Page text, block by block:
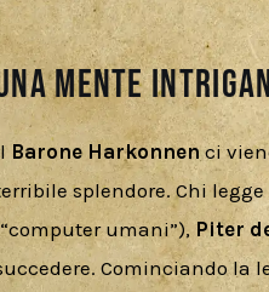
mente
Barone Harkonnen ci
splendore. Chi
umani”), Piter
Cominciando la